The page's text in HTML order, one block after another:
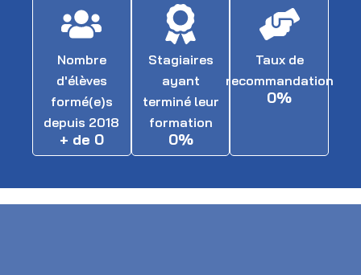
Nombre
d'élèves
formé(e)s
depuis 2018
+ de 0
Stagiaires
ayant
terminé leur
formation
0%
Taux de
recommandation
0%